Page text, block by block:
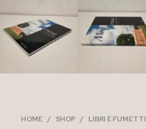
HOME / SHOP / LIBRI E FUMETTI